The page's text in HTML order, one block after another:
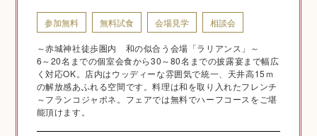
参加無料 無料試食 会場見学 相談会
～赤城神社徒歩圏内 和の似合う会場「ラリアンス」～
6～20名までの個室会食から30～80名までの披露宴まで幅広
く対応OK。店内はウッディーな雰囲気で統一、天井高15ｍ
の解放感あふれる空間です。料理は和を取り入れたフレンチ
～フランコジャポネ。フェアでは無料でハーフコースをご堪
能頂けます。